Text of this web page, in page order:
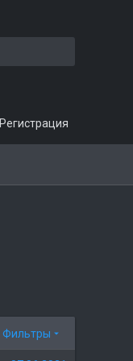
Регистрация
Фильтры